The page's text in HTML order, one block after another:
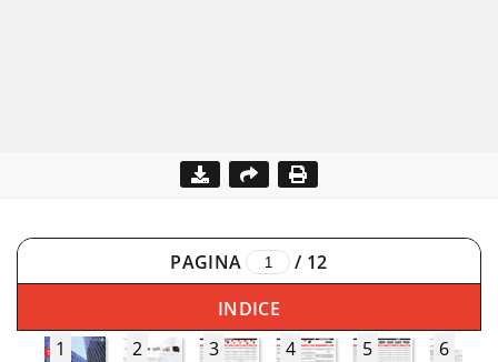
PAGINA / 12
INDICE
1
2 3 4 5 6